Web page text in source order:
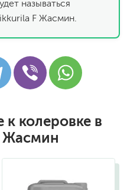
называться
F Жасмин.
колеровке в
Жасмин